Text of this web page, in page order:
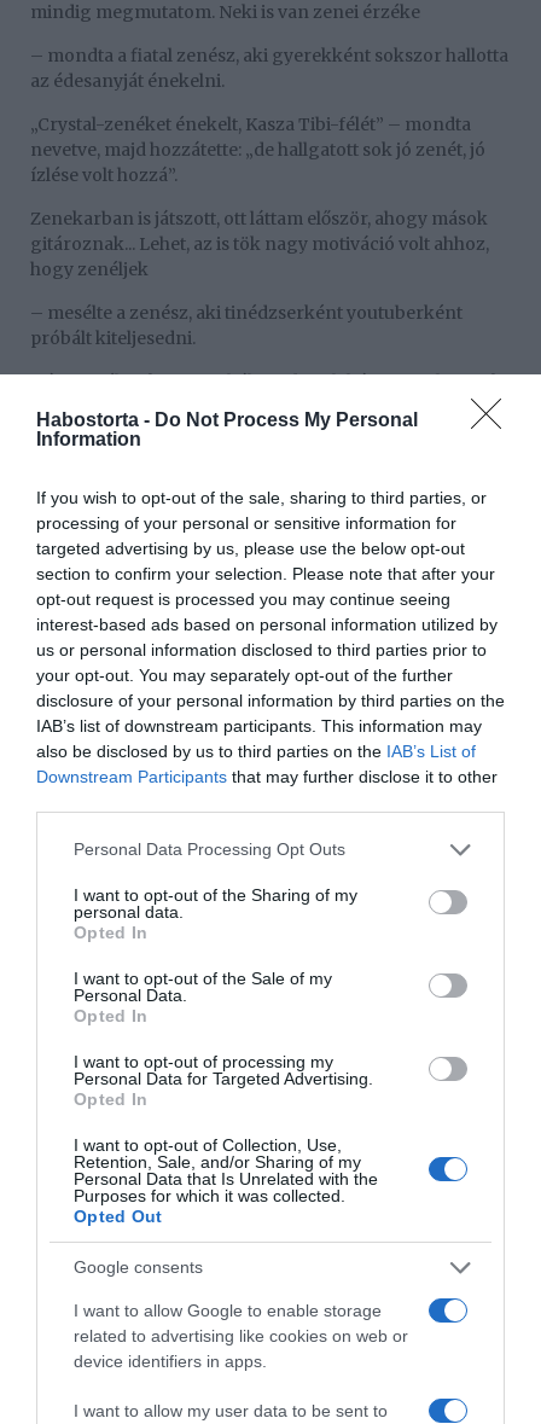
Habostorta - Do Not Process My Personal
Information
If you wish to opt-out of the sale, sharing to third parties, or
processing of your personal or sensitive information for
targeted advertising by us, please use the below opt-out
section to confirm your selection. Please note that after your
opt-out request is processed you may continue seeing
interest-based ads based on personal information utilized by
us or personal information disclosed to third parties prior to
your opt-out. You may separately opt-out of the further
disclosure of your personal information by third parties on the
IAB’s list of downstream participants. This information may
also be disclosed by us to third parties on the IAB’s List of
Downstream Participants that may further disclose it to other
Please note that this website/app uses one or more Google
not limited to your visit or usage behaviour. You may click to
grant or deny consent to Google and its third-party tags to
use your data for below specified purposes in below Google
consent section.
Personal Data Processing Opt Outs
I want to opt-out of the Sharing of my
personal data.
Opted In
I want to opt-out of the Sale of my
Personal Data.
Opted In
I want to opt-out of processing my
Personal Data for Targeted Advertising.
Opted In
I want to opt-out of Collection, Use,
Retention, Sale, and/or Sharing of my
Personal Data that Is Unrelated with the
Purposes for which it was collected.
Opted Out
Google consents
I want to allow Google to enable storage
related to advertising like cookies on web or
device identifiers in apps.
I want to allow my user data to be sent to
mindig megmutatom. Neki is van zenei érzéke
– mondta a fiatal zenész, aki gyerekként sokszor hallotta
az édesanyját énekelni.
„Crystal-zenéket énekelt, Kasza Tibi-félét” – mondta
nevetve, majd hozzátette: „de hallgatott sok jó zenét, jó
ízlése volt hozzá”.
Zenekarban is játszott, ott láttam először, ahogy mások
gitároznak... Lehet, az is tök nagy motiváció volt ahhoz,
hogy zenéljek
– mesélte a zenész, aki tinédzserként youtuberként
próbált kiteljesedni.
be volt foglalva. Olyan nagy nyomorban nem voltunk,
hogy nem volt mit enni, de biztos voltak necces
– emlékezett vissza, majd hozzátette:
„Amikor elváltak a szüleim, kilenc- vagy tízéves voltam.
Utána anyukámhoz költöztem, a Hős utca mellett laktunk,
az olyan 'putrisabb' volt picit. Amikor ott laktam, az
szürkébb időszak volt. Ott kezdtem el YouTube-ozni,
hogy eltereljem a figyelmem a mindennapokról.”
A műsorban Azahriah azt is elárulta, hogy a saját zenéi
közül melyiket kedveli a legjobban.
Én az Aightot szeretem nagyon, azt a felhős zenét.
karakteremnek és a zenék legtöbb részének. Az is
arról, amikor csináltam. Meg szerintem egyben van: nem
akart sokat. Nem vártam megváltást attól a zenétől, pont
Megosztás:
Címkék: vallomás édesanya Azahriah
Korábbi bejegyzések Következő bejegyzés